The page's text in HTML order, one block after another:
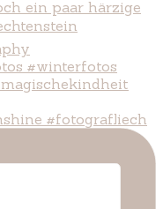
#fotografliech